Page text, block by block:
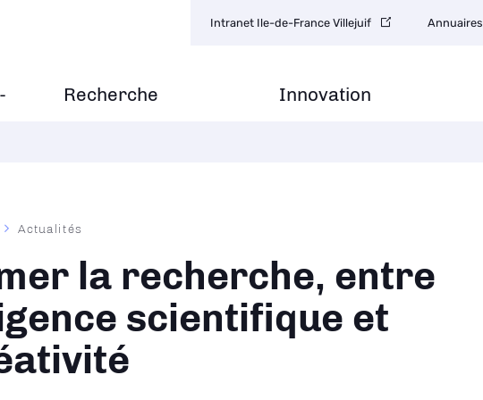
Recherche Innovation
secondaire
Intranet Ile-de-France Villejuif Annuaires
Actualités
la recherche, entre
scientifique et